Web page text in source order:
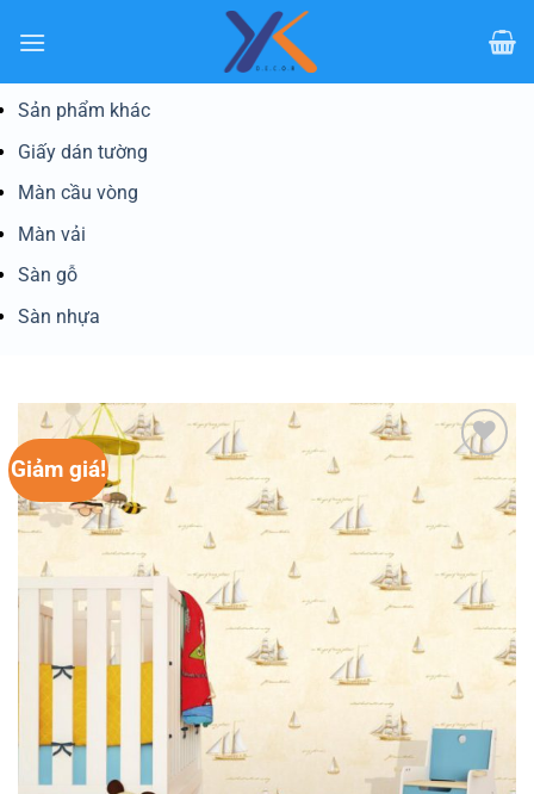
qua
dungSản phẩm khác
Giấy dán tường
Màn cầu vòng
Màn vải
Sàn gỗ
Sàn nhựa
Giảm giá!
Yêu
thích